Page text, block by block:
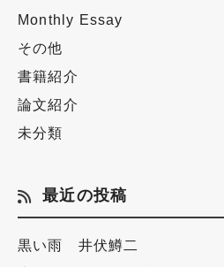
Monthly Essay
その他
書籍紹介
論文紹介
未分類
最近の投稿
黒い雨 井伏鱒二